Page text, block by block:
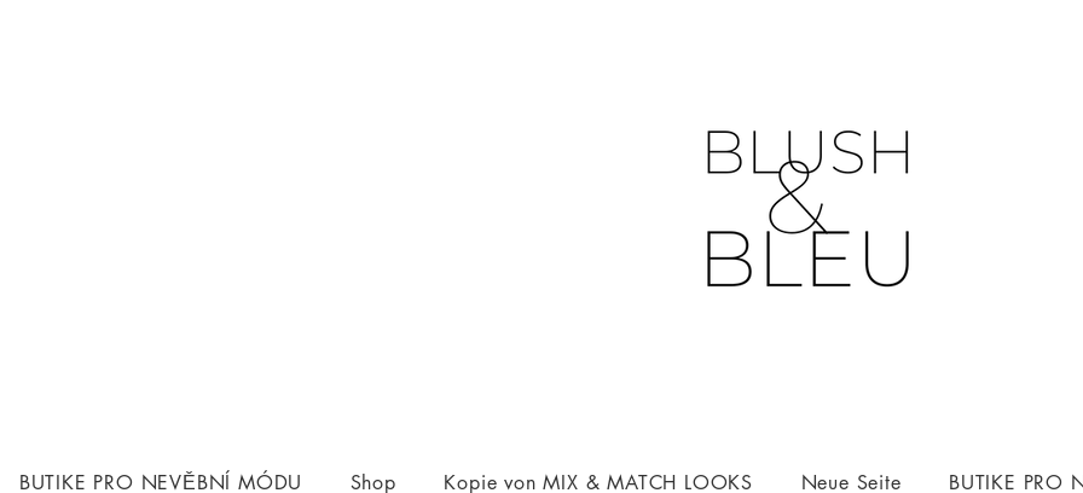
BUTIKE PRO NEVĚBNÍ MÓDU Shop Kopie von MIX & MATCH LOOKS Neue Seite BUTIKE PRO